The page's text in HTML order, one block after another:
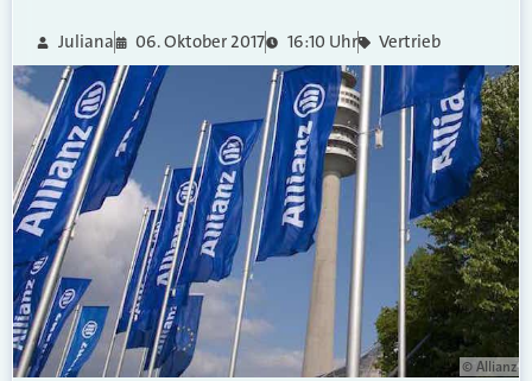
Juliana 06. Oktober 2017 16:10 Uhr Vertrieb
© Allianz